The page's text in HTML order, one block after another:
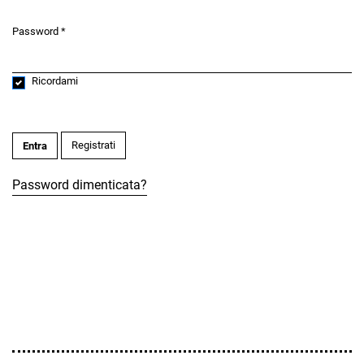
Password *
Ricordami
Entra Registrati
Password dimenticata?